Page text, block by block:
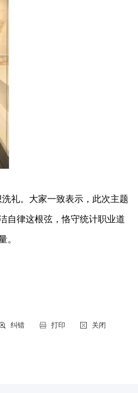
礼。大家一致表示，此次主题
自律这根弦，恪守统计职业道
。
关闭
打印
纠错